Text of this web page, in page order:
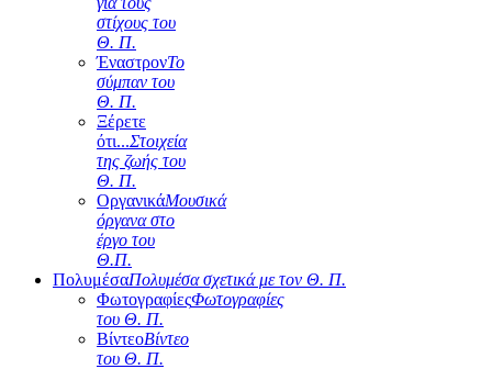
στίχους του
Θ. Π.
ΈναστρονΤο
σύμπαν του
Θ. Π.
Ξέρετε
ότι...Στοιχεία
της ζωής του
Θ. Π.
ΟργανικάΜουσικά
όργανα στο
έργο του
Θ.Π.
ΠολυμέσαΠολυμέσα σχετικά με τον Θ. Π.
ΦωτογραφίεςΦωτογραφίες
του Θ. Π.
ΒίντεοΒίντεο
του Θ. Π.